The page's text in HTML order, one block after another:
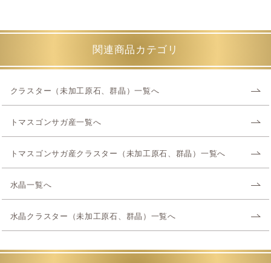
関連商品カテゴリ
クラスター（未加工原石、群晶）一覧へ
トマスゴンサガ産一覧へ
トマスゴンサガ産クラスター（未加工原石、群晶）一覧へ
水晶一覧へ
水晶クラスター（未加工原石、群晶）一覧へ